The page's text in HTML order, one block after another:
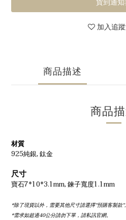
加入追
商品描述
商品
材質
925純銀, 鈦金
尺寸
寶石7*10*3.1mm, 鍊子寬度1.1mm
*除了現貨以外，需要其他尺寸請選擇''預購客製款'',
*需求如超過40公分請勿下單，請私訊官網。